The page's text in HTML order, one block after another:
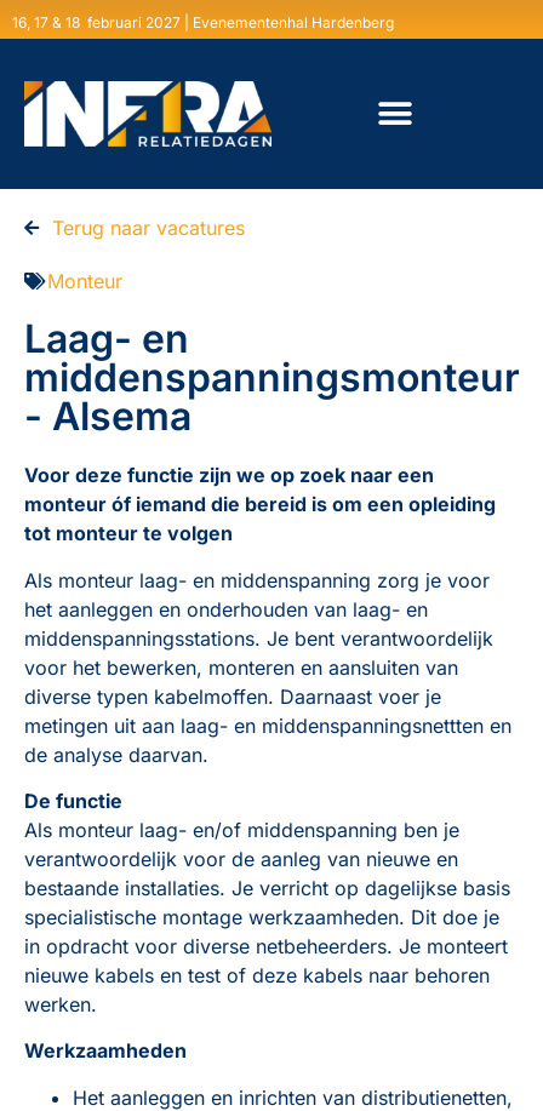
16, 17 & 18 februari 2027 | Evenementenhal Hardenberg
Terug naar vacatures
Monteur
Laag- en
middenspanningsmonteur
- Alsema
Voor deze functie zijn we op zoek naar een
monteur óf iemand die bereid is om een opleiding
tot monteur te volgen
Als monteur laag- en middenspanning zorg je voor
het aanleggen en onderhouden van laag- en
middenspanningsstations. Je bent verantwoordelijk
voor het bewerken, monteren en aansluiten van
diverse typen kabelmoffen. Daarnaast voer je
metingen uit aan laag- en middenspanningsnettten en
de analyse daarvan.
De functie
Als monteur laag- en/of middenspanning ben je
verantwoordelijk voor de aanleg van nieuwe en
bestaande installaties. Je verricht op dagelijkse basis
specialistische montage werkzaamheden. Dit doe je
in opdracht voor diverse netbeheerders. Je monteert
nieuwe kabels en test of deze kabels naar behoren
werken.
Werkzaamheden
Het aanleggen en inrichten van distributienetten,